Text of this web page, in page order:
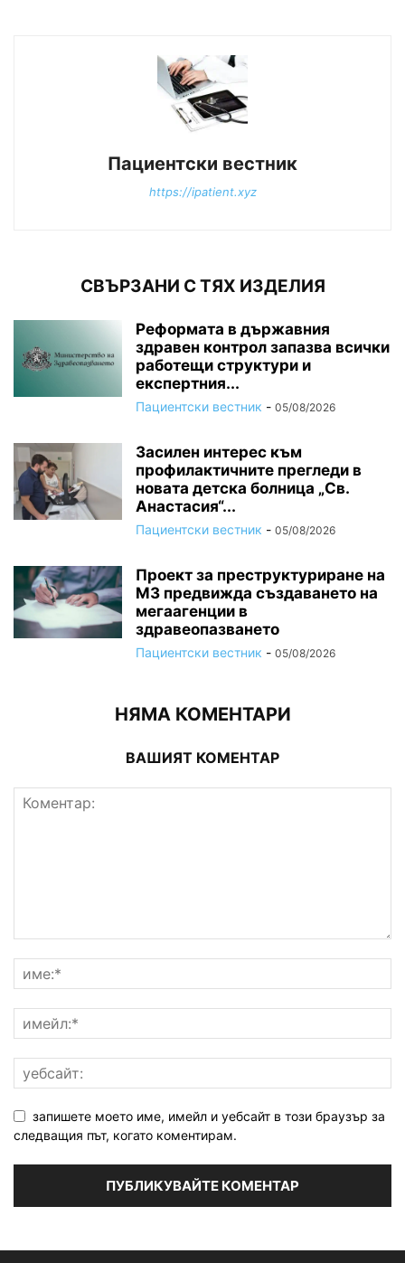
Пациентски вестник
https://ipatient.xyz
СВЪРЗАНИ С ТЯХ ИЗДЕЛИЯ
Реформата в държавния
здравен контрол запазва всички
работещи структури и
експертния...
Пациентски вестник - 05/08/2026
Засилен интерес към
профилактичните прегледи в
новата детска болница „Св.
Анастасия“...
Пациентски вестник - 05/08/2026
Проект за преструктуриране на
МЗ предвижда създаването на
мегаагенции в
здравеопазването
Пациентски вестник - 05/08/2026
НЯМА КОМЕНТАРИ
ВАШИЯТ КОМЕНТАР
запишете моето име, имейл и уебсайт в този браузър за
следващия път, когато коментирам.